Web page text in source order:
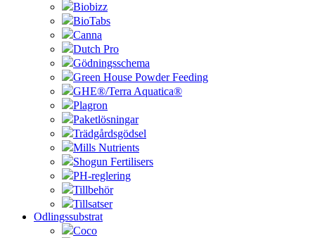
Biobizz
BioTabs
Canna
Dutch Pro
Gödningsschema
Green House Powder Feeding
GHE®/Terra Aquatica®
Plagron
Paketlösningar
Trädgårdsgödsel
Mills Nutrients
Shogun Fertilisers
PH-reglering
Tillbehör
Tillsatser
Odlingssubstrat
Coco